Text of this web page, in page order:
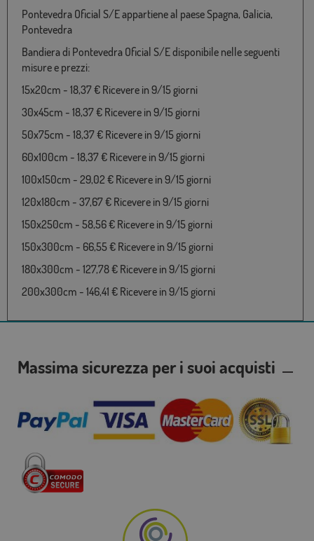
Pontevedra Oficial S/E appartiene al paese Spagna, Galicia,
Pontevedra
Bandiera di Pontevedra Oficial S/E disponibile nelle seguenti
misure e prezzi:
15x20cm - 18,37 € Ricevere in 9/15 giorni
30x45cm - 18,37 € Ricevere in 9/15 giorni
50x75cm - 18,37 € Ricevere in 9/15 giorni
60x100cm - 18,37 € Ricevere in 9/15 giorni
100x150cm - 29,02 € Ricevere in 9/15 giorni
120x180cm - 37,67 € Ricevere in 9/15 giorni
150x250cm - 58,56 € Ricevere in 9/15 giorni
150x300cm - 66,55 € Ricevere in 9/15 giorni
180x300cm - 127,78 € Ricevere in 9/15 giorni
200x300cm - 146,41 € Ricevere in 9/15 giorni
Massima sicurezza per i suoi acquisti